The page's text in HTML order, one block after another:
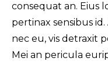
consequat an. Eius
pertinax sensibus
nec eu, vis detraxit
Mei an pericula